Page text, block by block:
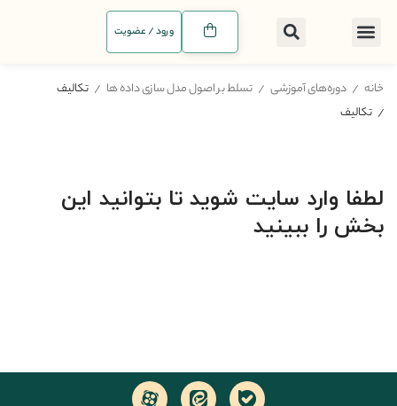
ورود / عضویت
خانه دوره‌های آموزشی تسلط بر اصول مدل سازی داده ها
تکالیف
تکالیف
لطفا وارد سایت شوید تا بتوانید این
بخش را ببینید